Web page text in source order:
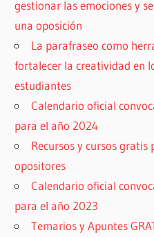
gestionar las emociones y
una oposición
La parafraseo como
fortalecer la creatividad en
estudiantes
Calendario oficial
para el año 2024
Recursos y cursos
opositores
Calendario oficial
para el año 2023
Temarios y Apuntes